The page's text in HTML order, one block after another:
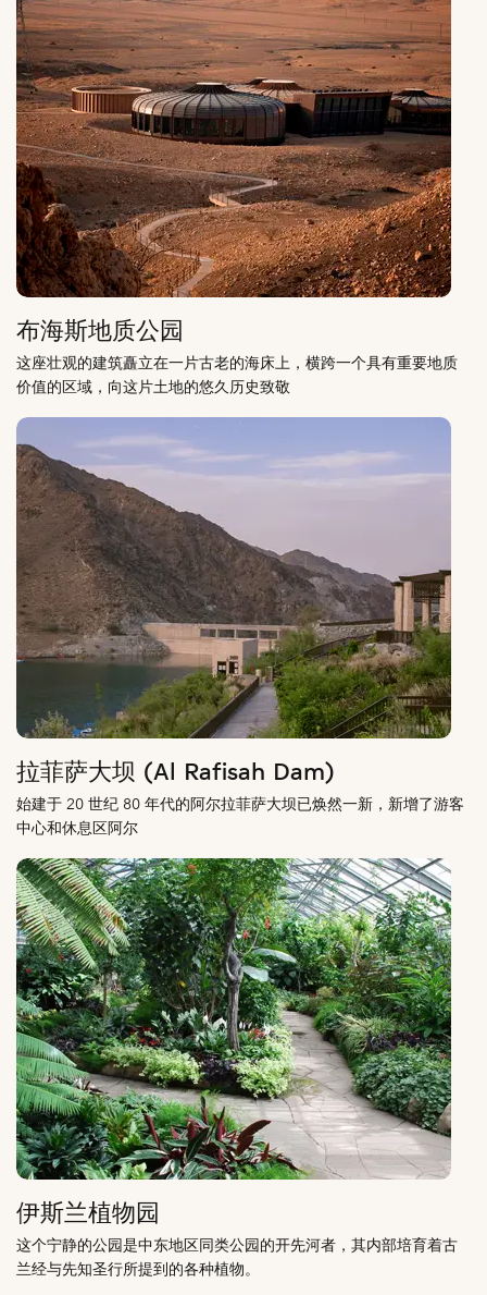
布海斯地质公园
这座壮观的建筑矗立在一片古老的海床上，横跨一个具有重要地质
价值的区域，向这片土地的悠久历史致敬
拉菲萨大坝 (Al Rafisah Dam)
始建于 20 世纪 80 年代的阿尔拉菲萨大坝已焕然一新，新增了游客
中心和休息区阿尔
伊斯兰植物园
这个宁静的公园是中东地区同类公园的开先河者，其内部培育着古
兰经与先知圣行所提到的各种植物。